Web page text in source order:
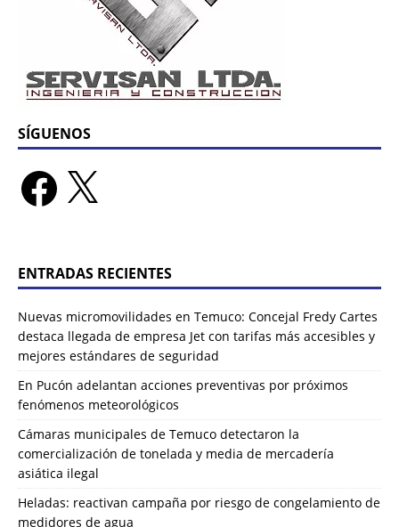
SÍGUENOS
ENTRADAS RECIENTES
Nuevas micromovilidades en Temuco: Concejal Fredy Cartes
destaca llegada de empresa Jet con tarifas más accesibles y
mejores estándares de seguridad
En Pucón adelantan acciones preventivas por próximos
fenómenos meteorológicos
Cámaras municipales de Temuco detectaron la
comercialización de tonelada y media de mercadería
asiática ilegal
Heladas: reactivan campaña por riesgo de congelamiento de
medidores de agua